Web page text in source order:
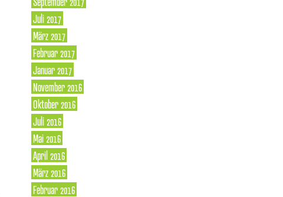
Juli 2017
März 2017
Februar 2017
Januar 2017
November 2016
Oktober 2016
Juli 2016
Mai 2016
April 2016
März 2016
Februar 2016